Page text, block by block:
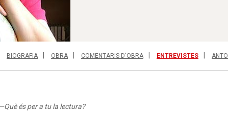
BIOGRAFIA OBRA COMENTARIS D'OBRA ENTREVISTES
és per a tu la lectura?